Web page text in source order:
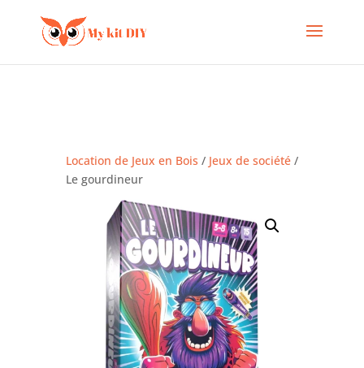
Location de Jeux en Bois / Jeux de société/
Le gourdineur